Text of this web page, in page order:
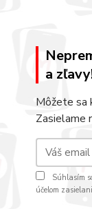
a
Môžete sa
Zasielame
Súhlasím
účelom